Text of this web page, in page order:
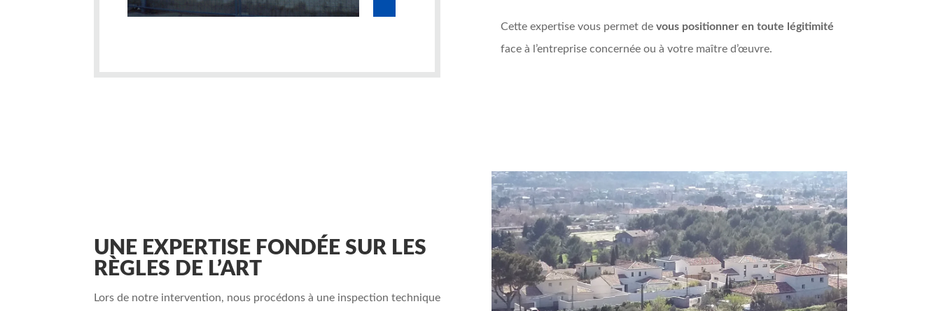
Cette expertise vous permet de vous positionner en toute légitimité
face à l’entreprise concernée ou à votre maître d’œuvre.
UNE EXPERTISE FONDÉE SUR LES
RÈGLES DE L’ART
Lors de notre intervention, nous procédons à une inspection technique